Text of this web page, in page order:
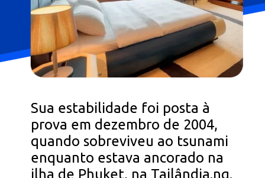
Sua estabilidade foi posta à
prova em dezembro de 2004,
quando sobreviveu ao tsunami
enquanto estava ancorado na
ilha de Phuket, na Tailândia.ng.